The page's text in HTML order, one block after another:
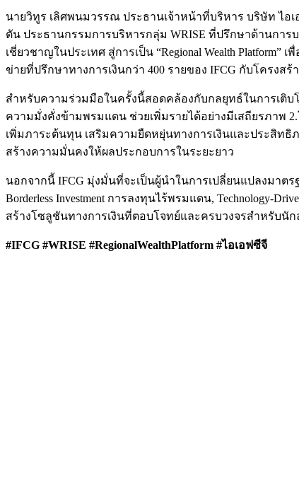
นายวิทูร เลิศพนมวรรณ ประธานเจ้าหน้าที่บริหาร บริษัท ไ
ตัน ประธานกรรมการบริหารกลุ่ม WRISE ที่ปรึกษาด้านการ
เชี่ยวชาญในประเทศ สู่การเป็น “Regional Wealth
ข่ายที่ปรึกษาทางการเงินกว่า 400 รายของ IFCG กับโครง
สำหรับความร่วมมือในครั้งนี้สอดคล้องกับกลยุทธ์ในการเติบ
ความมั่งคั่งข้ามพรมแดน ช่วยเพิ่มรายได้อย่างมีเสถียรภาพ
เพิ่มภาระต้นทุน เสริมความยืดหยุ่นทางการเงินและประสิท
สร้างความมั่นคงให้ผลประกอบการในระยะยาว
นอกจากนี้ IFCG มุ่งมั่นที่จะเป็นผู้นำในการเปลี่ยนแปลงมาต
Borderless Investment การลงทุนไร้พรมแดน, Technology-
สร้างโซลูชันทางการเงินที่ตอบโจทย์และครบวงจรสำหรับนั
#IFCG #WRISE #RegionalWealthPlatform #ไอเอฟซีจี